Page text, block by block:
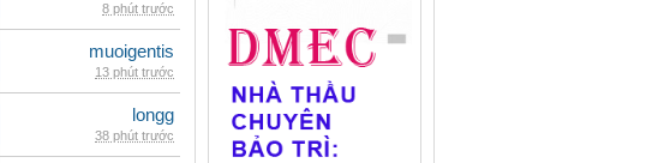
8 phút trước
muoigentis
13 phút trước
longg
38 phút trước